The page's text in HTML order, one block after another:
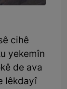
cihê
yekemîn
de ava
lêkdayî